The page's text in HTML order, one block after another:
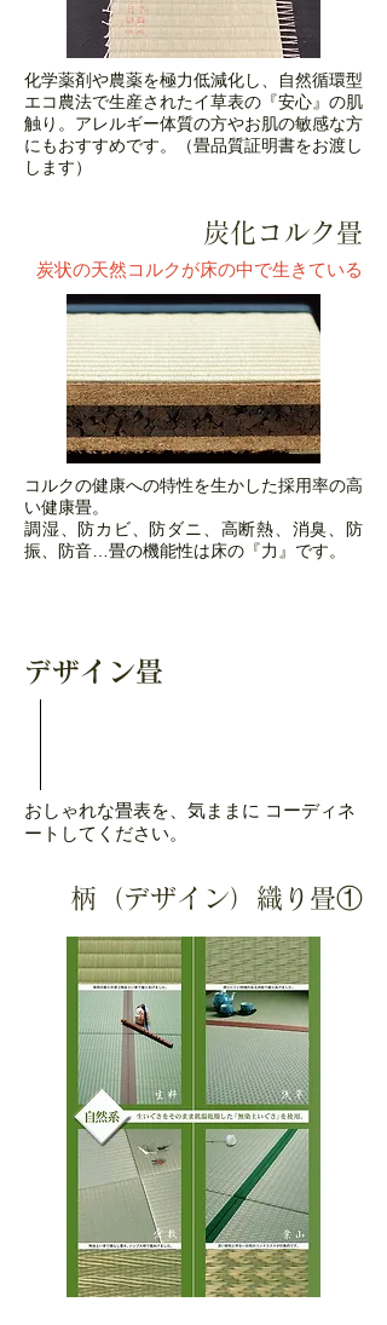
化学薬剤や農薬を極力低減化し、自然循環型
エコ農法で生産されたイ草表の『安心』の肌
触り。アレルギー体質の方やお肌の敏感な方
にもおすすめです。（畳品質証明書をお渡し
します）
炭化コルク畳
炭状の天然コルクが床の中で生きている
コルクの健康への特性を生かした採用率の高
い健康畳。
調湿、防カビ、防ダニ、高断熱、消臭、防
振、防音…畳の機能性は床の『力』です。
柄（デザイン）織り畳①
デザイン畳
おしゃれな畳表を、気ままに コーディネ
ートしてください。